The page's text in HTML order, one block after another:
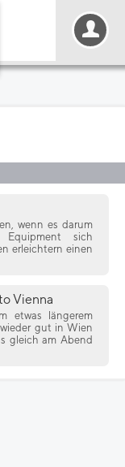
wenn es darum
sich
erleichtern einen
Vienna
etwas längerem
gut in Wien
gleich am Abend